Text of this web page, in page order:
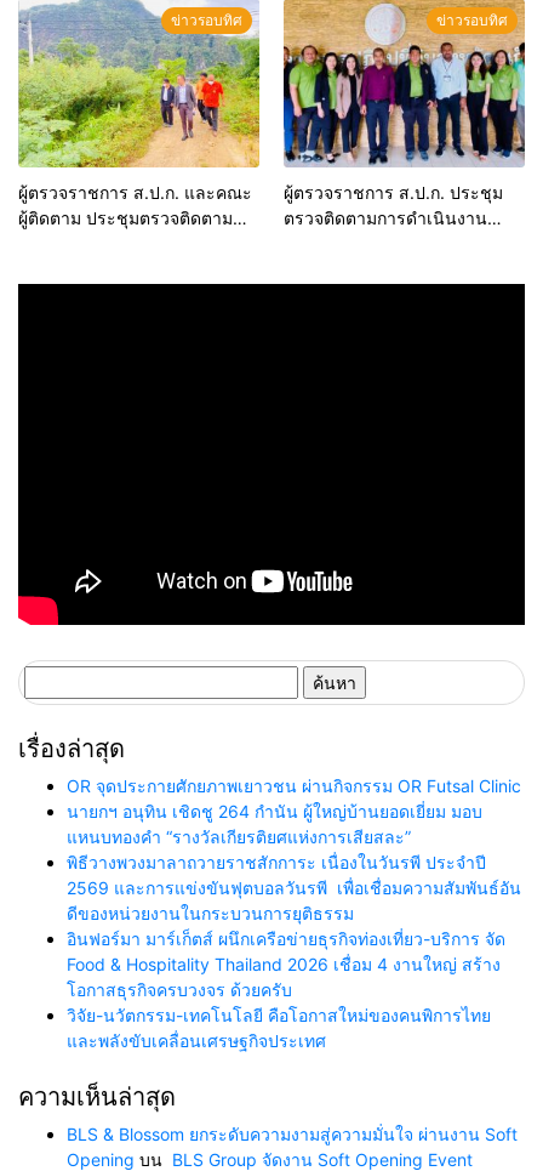
เกษตรกรผู้ผลิตเส้นไหม กับกลุ่ม
เกษตรกรผู้ทอผ้าไหม จังหวัด
เพชรบุรี
2571 (แผน 5 ปี)
ข่าวรอบทิศ
ผู้ตรวจราชการ ส.ป.ก. และคณะ
ผู้ติดตาม ประชุมตรวจติดตาม
ข่าวรอบทิศ
ผู้ตรวจราชการ ส.ป.ก. ประชุม
ตรวจติดตามการดำเนินงาน
สำหรับ:
เรื่องล่าสุด
OR จุดประกายศักยภาพเยาวชน ผ่านกิจกรรม OR Futsal Clinic
นายกฯ อนุทิน เชิดชู 264 กำนัน ผู้ใหญ่บ้านยอดเยี่ยม มอบ
แหนบทองคำ “รางวัลเกียรติยศแห่งการเสียสละ”
พิธีวางพวงมาลาถวายราชสักการะ เนื่องในวันรพี ประจำปี
2569 และการแข่งขันฟุตบอลวันรพี เพื่อเชื่อมความสัมพันธ์อัน
ดีของหน่วยงานในกระบวนการยุติธรรม
อินฟอร์มา มาร์เก็ตส์ ผนึกเครือข่ายธุรกิจท่องเที่ยว-บริการ จัด
Food & Hospitality Thailand 2026 เชื่อม 4 งานใหญ่ สร้าง
โอกาสธุรกิจครบวงจร ด้วยครับ
วิจัย-นวัตกรรม-เทคโนโลยี คือโอกาสใหม่ของคนพิการไทย
และพลังขับเคลื่อนเศรษฐกิจประเทศ
ความเห็นล่าสุด
BLS & Blossom ยกระดับความงามสู่ความมั่นใจ ผ่านงาน Soft
Opening บน BLS Group จัดงาน Soft Opening Event